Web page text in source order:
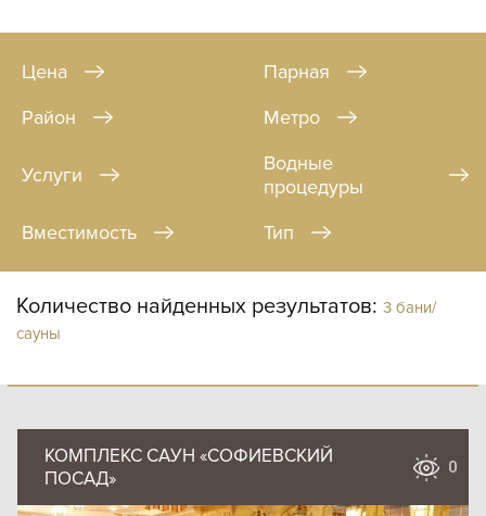
Цена
Парная
Район
Метро
Услуги
Водные
процедуры
Вместимость
Тип
Количество найденных результатов: 3 бани/
сауны
КОМПЛЕКС САУН «СОФИЕВСКИЙ
ПОСАД»
0